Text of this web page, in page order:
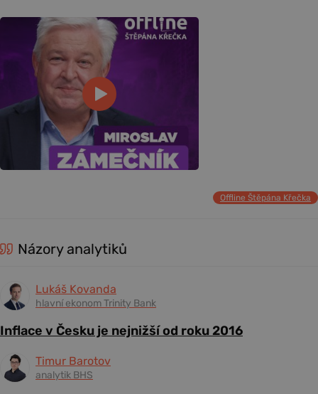
Offline Štěpána Křečka
Názory analytiků
Lukáš Kovanda
hlavní ekonom Trinity Bank
Inflace v Česku je nejnižší od roku 2016
Timur Barotov
analytik BHS